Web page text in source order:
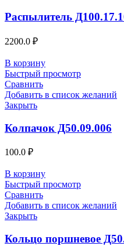
Распылитель
2200.0 ₽
В корзину
Быстрый просмотр
Сравнить
Добавить в список желаний
Закрыть
Колпачок Д50.09.006
100.0 ₽
В корзину
Быстрый просмотр
Сравнить
Добавить в список желаний
Закрыть
Кольцо поршневое